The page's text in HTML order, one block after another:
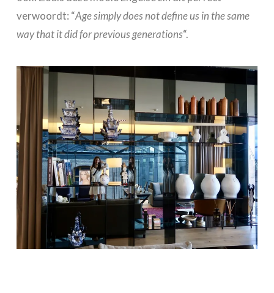
verwoordt: “Age simply does not define us in the same
way that it did for previous generations“.